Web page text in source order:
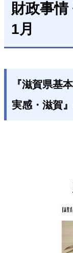
財政事
1月
『滋賀県基
実感・滋賀